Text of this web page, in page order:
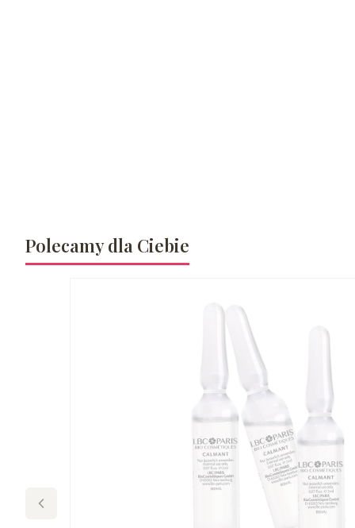
Polecamy dla Ciebie